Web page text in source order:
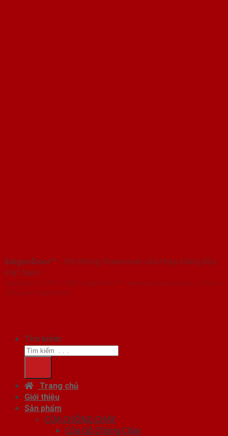
SaigonDoor™ - Hệ thống Showroom cửa thép hàng đầu
Việt Nam
Copyright ⓒ 2016 – 2026 SaigonDoor™ - www.bancuathep.com | Đơn vị
chủ quản SaigonDoor
Tìm kiếm:
Trang chủ
Giới thiệu
Sản phẩm
CỬA CHỐNG CHÁY
Cửa Gỗ Chống Cháy